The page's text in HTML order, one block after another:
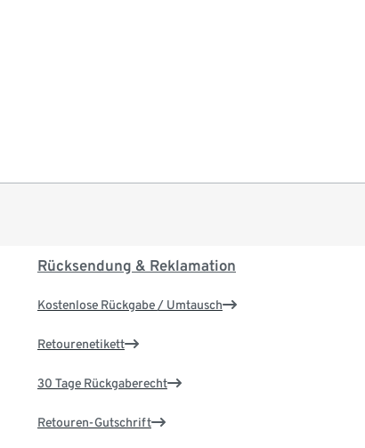
Rücksendung & Reklamation
Kostenlose Rückgabe / Umtausch
Retourenetikett
30 Tage Rückgaberecht
Retouren-Gutschrift